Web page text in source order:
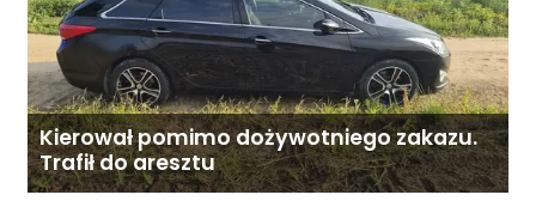
Kierował pomimo dożywotniego zakazu.
Trafił do aresztu